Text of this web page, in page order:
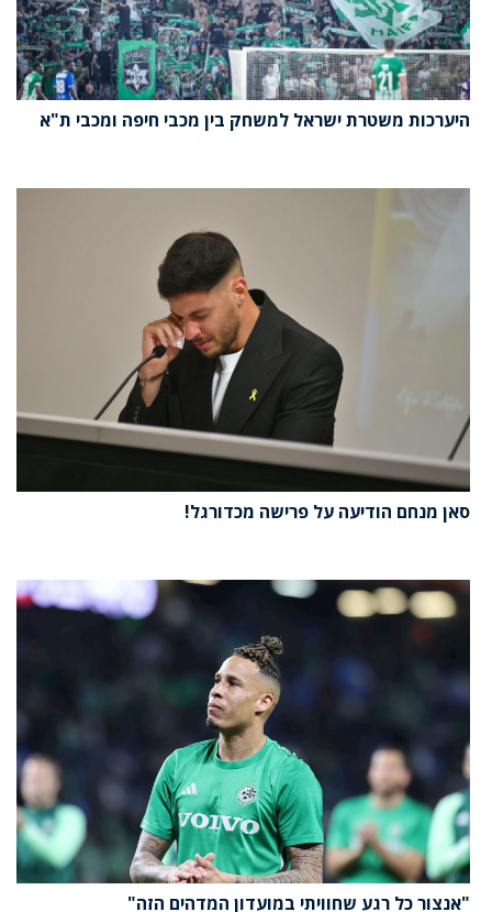
היערכות משטרת ישראל למשחק בין מכבי חיפה ומכבי ת"א
סאן מנחם הודיעה על פרישה מכדורגל!
"אנצור כל רגע שחוויתי במועדון המדהים הזה"